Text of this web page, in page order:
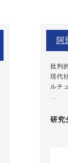
批判
現代
ルチ
研究